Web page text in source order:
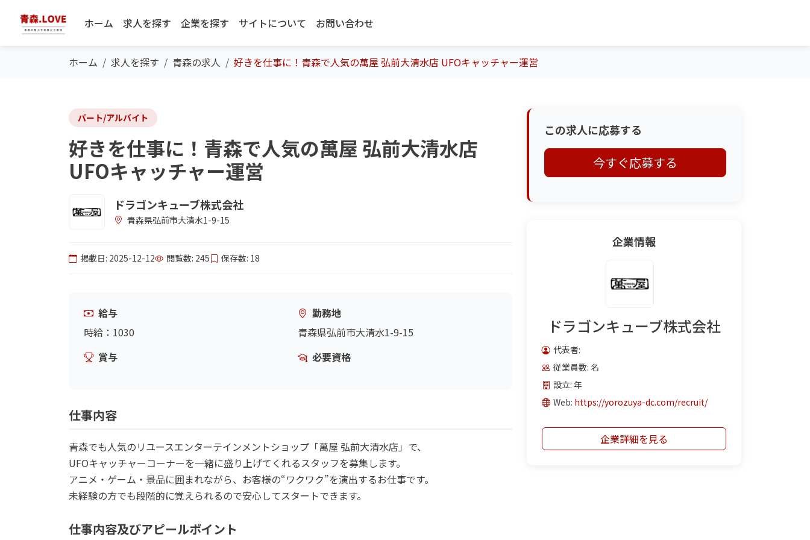
ホーム 求人を探す 企業を探す サイトについて お問い合わせ
ホーム 求人を探す 青森の求人 好きを仕事に！青森で人気の萬屋 弘前大清水店 UFOキャッチャー運営
パート/アルバイト
好きを仕事に！青森で人気の萬屋 弘前大清水店
UFOキャッチャー運営
ドラゴンキューブ株式会社
青森県弘前市大清水1-9-15
掲載日: 2025-12-12 閲覧数: 245 保存数: 18
給与
時給：1030
勤務地
青森県弘前市大清水1-9-15
賞与
必要資格
仕事内容
青森でも人気のリユースエンターテインメントショップ「萬屋 弘前大清水店」で、
UFOキャッチャーコーナーを一緒に盛り上げてくれるスタッフを募集します。
アニメ・ゲーム・景品に囲まれながら、お客様の“ワクワク”を演出するお仕事です。
未経験の方でも段階的に覚えられるので安心してスタートできます。
仕事内容及びアピールポイント
この求人に応募する
今すぐ応募する
企業情報
ドラゴンキューブ株式会社
代表者:
従業員数: 名
設立: 年
Web: https://yorozuya-dc.com/recruit/
企業詳細を見る